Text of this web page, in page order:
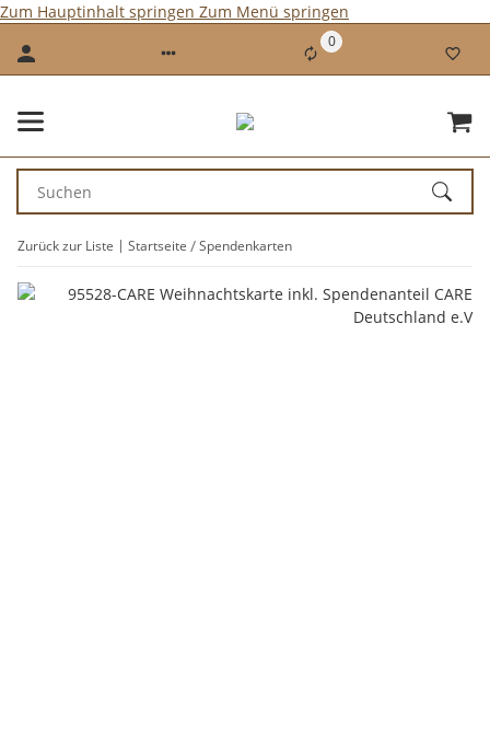
Zum Hauptinhalt springen Zum Menü springen
0
Zurück zur Liste Startseite Spendenkarten